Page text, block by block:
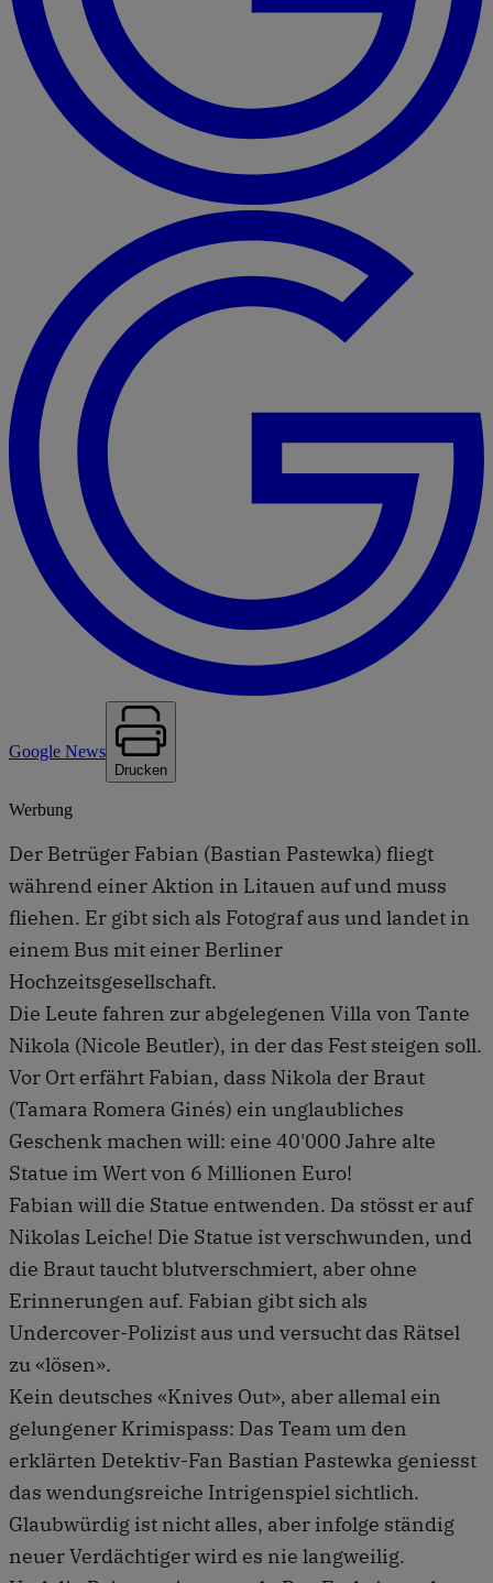
Google News
Drucken
Werbung
Der Betrüger Fabian (Bastian Pastewka) fliegt
während einer Aktion in Litauen auf und muss
fliehen. Er gibt sich als Fotograf aus und landet in
einem Bus mit einer Berliner
Hochzeitsgesellschaft.
Die Leute fahren zur abgelegenen Villa von Tante
Nikola (Nicole Beutler), in der das Fest steigen soll.
Vor Ort erfährt Fabian, dass Nikola der Braut
(Tamara Romera Ginés) ein unglaubliches
Geschenk machen will: eine 40'000 Jahre alte
Statue im Wert von 6 Millionen Euro!
Fabian will die Statue entwenden. Da stösst er auf
Nikolas Leiche! Die Statue ist verschwunden, und
die Braut taucht blutverschmiert, aber ohne
Erinnerungen auf. Fabian gibt sich als
Undercover-Polizist aus und versucht das Rätsel
zu «lösen».
Kein deutsches «Knives Out», aber allemal ein
gelungener Krimispass: Das Team um den
erklärten Detektiv-Fan Bastian Pastewka geniesst
das wendungsreiche Intrigenspiel sichtlich.
Glaubwürdig ist nicht alles, aber infolge ständig
neuer Ver­dächtiger wird es nie langweilig.